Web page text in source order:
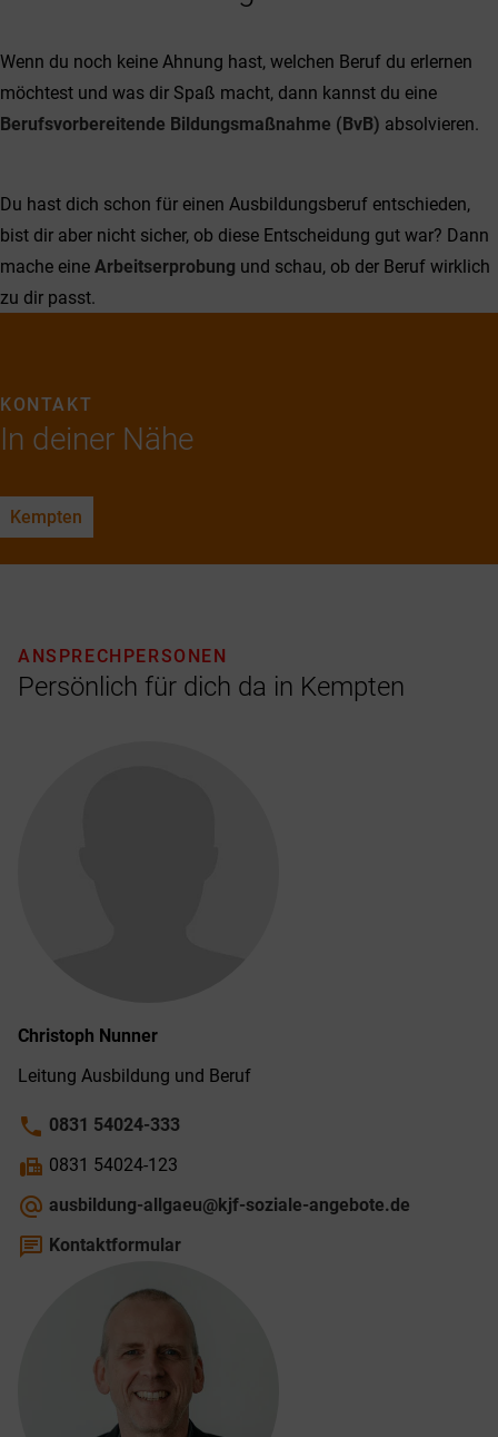
Wenn du noch keine Ahnung hast, welchen Beruf du erlernen
möchtest und was dir Spaß macht, dann kannst du eine
Berufsvorbereitende Bildungsmaßnahme (BvB) absolvieren.
Du hast dich schon für einen Ausbildungsberuf entschieden,
bist dir aber nicht sicher, ob diese Entscheidung gut war? Dann
mache eine Arbeitserprobung und schau, ob der Beruf wirklich
zu dir passt.
In deiner Nähe
KONTAKT
Kempten
Persönlich für dich da in Kempten
ANSPRECHPERSONEN
Christoph Nunner
Leitung Ausbildung und Beruf
phone 0831 54024-333
fax 0831 54024-123
alternate_email ausbildung-allgaeu@kjf-soziale-angebote.de
chat Kontaktformular